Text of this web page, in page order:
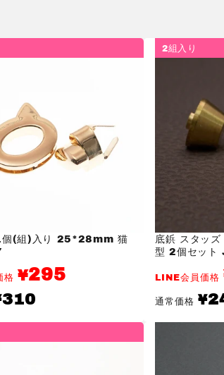
個(組)入り 25*28mm 猫
格 ¥295
310
2組入り
底鋲 スタッ
型 2個セッ
LINE会員価格
通常価格
通
常
¥